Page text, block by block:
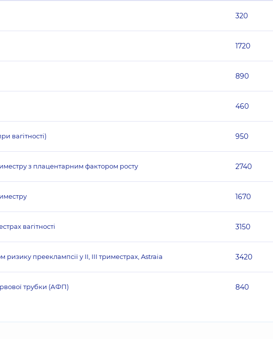
320
1720
890
460
вагітності) 950
з плацентарним фактором росту 2740
1670
вагітності 3150
прееклампсії у ІІ, ІІІ триместрах, Astraia 3420
трубки (АФП) 840